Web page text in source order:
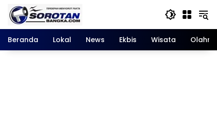
Langsung
konten
Beranda
Lokal News Ekbis Wisata